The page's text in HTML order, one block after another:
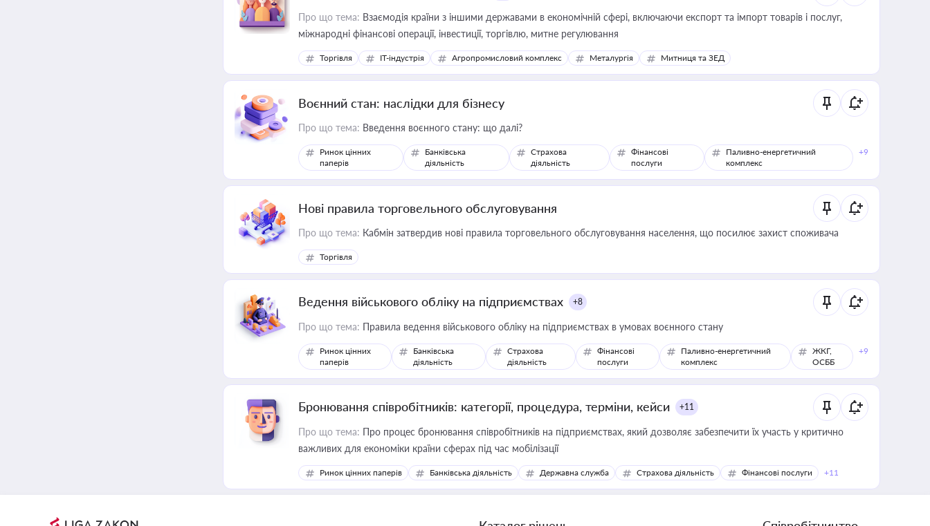
Про що тема: Взаємодія країни з іншими державами в економічній сфері, включаючи експорт та імпорт товарів і послуг,
міжнародні фінансові операції, інвестиції, торгівлю, митне регулювання
Торгівля IT-індустрія Агропромисловий комплекс Металургія Митниця та ЗЕД
Воєнний стан: наслідки для бізнесу
Про що тема: Введення воєнного стану: що далі?
Ринок цінних
паперів
Банківська
діяльність
Страхова
діяльність
Фінансові
послуги
Паливно-енергетичний
комплекс
+9
Нові правила торговельного обслуговування
Про що тема: Кабмін затвердив нові правила торговельного обслуговування населення, що посилює захист споживача
Торгівля
Ведення військового обліку на підприємствах +8
Про що тема: Правила ведення військового обліку на підприємствах в умовах воєнного стану
Ринок цінних
паперів
Банківська
діяльність
Страхова
діяльність
Фінансові
послуги
Паливно-енергетичний
комплекс
ЖКГ,
ОСББ
+9
Бронювання співробітників: категорії, процедура, терміни, кейси +11
Про що тема: Про процес бронювання співробітників на підприємствах, який дозволяє забезпечити їх участь у критично
важливих для економіки країни сферах під час мобілізації
Ринок цінних паперів Банківська діяльність Державна служба Страхова діяльність Фінансові послуги +11